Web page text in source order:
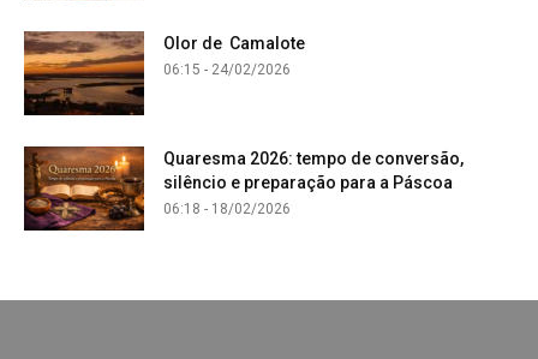
Olor de Camalote
06:15 - 24/02/2026
Quaresma 2026: tempo de conversão,
silêncio e preparação para a Páscoa
06:18 - 18/02/2026